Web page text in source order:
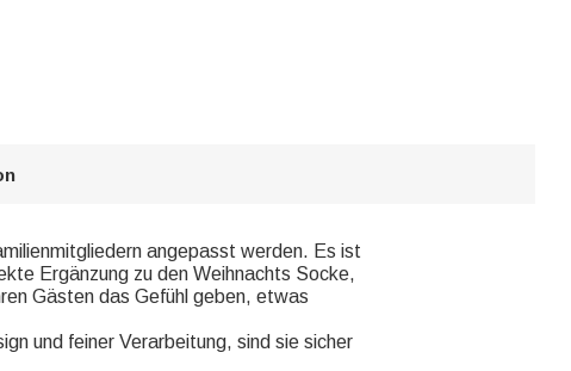
angepasst werden. Es ist
Ergänzung zu den Weihnachts Socke,
Gästen das Gefühl geben, etwas
und feiner Verarbeitung, sind sie sicher